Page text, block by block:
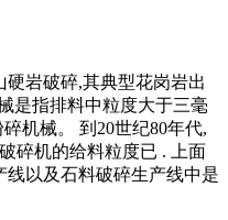
岩破碎,其典型花岗岩出
是指排料中粒度大于三毫
机械。 到20世纪80年代,
碎机的给料粒度已 . 上面
线以及石料破碎生产线中是